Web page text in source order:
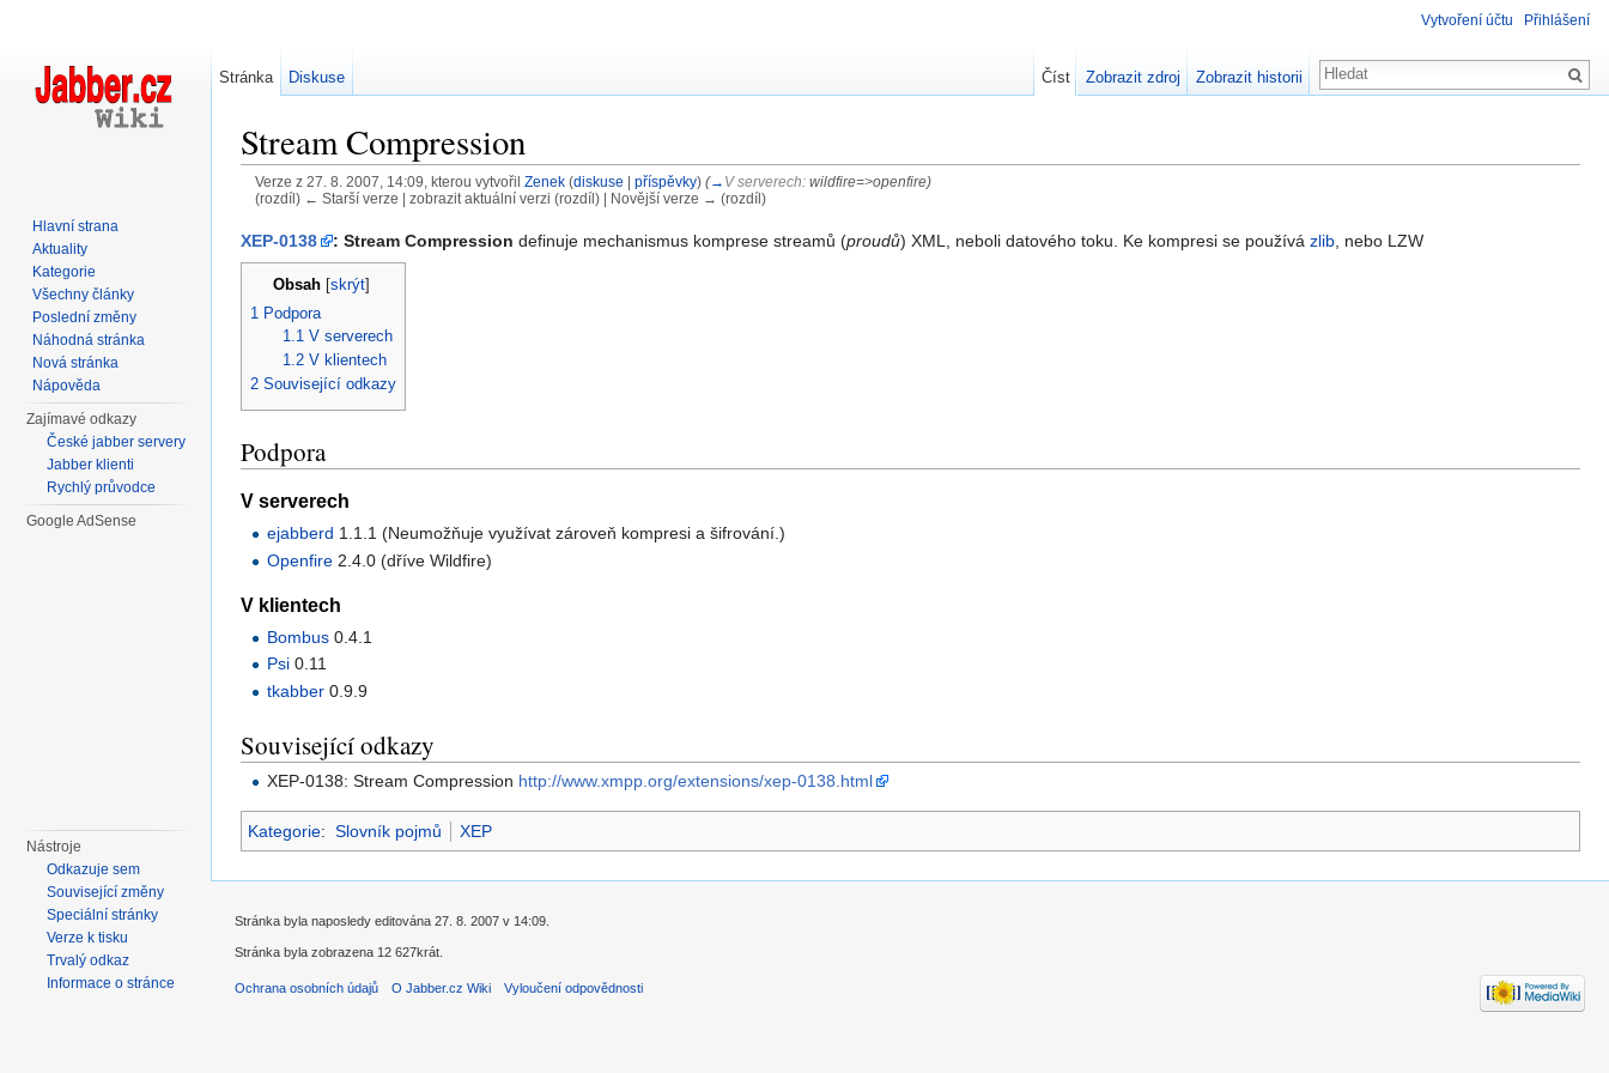
Stream Compression
Verze z 27. 8. 2007, 14:09, kterou vytvořil Zenek (diskuse příspěvky) (→ V serverech: wildfire=>openfire)
(rozdíl) ← Starší verze | zobrazit aktuální verzi (rozdíl) | Novější verze → (rozdíl)
XEP-0138
: Stream Compression definuje mechanismus komprese streamů (proudů) XML, neboli datového toku. Ke kompresi se používá zlib , nebo LZW
Obsah[skrýt]
1 Podpora
1.1 V serverech
1.2 V klientech
2 Související odkazy
Podpora
V serverech
ejabberd 1.1.1 (Neumožňuje využívat zároveň kompresi a šifrování.)
Openfire 2.4.0 (dříve Wildfire)
V klientech
Bombus 0.4.1
Psi 0.11
tkabber 0.9.9
Související odkazy
XEP-0138: Stream Compression http://www.xmpp.org/extensions/xep-0138.html
Kategorie: Slovník pojmů XEP
Vytvoření účtu Přihlášení
Stránka Diskuse Číst Zobrazit zdroj Zobrazit historii
Hlavní strana
Aktuality
Kategorie
Všechny články
Poslední změny
Náhodná stránka
Nová stránka
Nápověda
Zajímavé odkazy
České jabber servery
Jabber klienti
Rychlý průvodce
Google AdSense
Nástroje
Odkazuje sem
Související změny
Speciální stránky
Verze k tisku
Trvalý odkaz
Informace o stránce
Stránka byla naposledy editována 27. 8. 2007 v 14:09.
Stránka byla zobrazena 12 627krát.
Ochrana osobních údajů O Jabber.cz Wiki Vyloučení odpovědnosti